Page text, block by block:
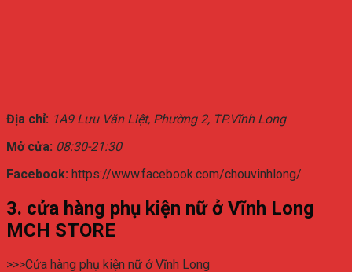
Địa chỉ: 1A9 Lưu Văn Liệt, Phường 2, TP.Vĩnh Long
Mở cửa: 08:30-21:30
Facebook: https://www.facebook.com/chouvinhlong/
3. cửa hàng phụ kiện nữ ở Vĩnh Long
MCH STORE
>>>Cửa hàng phụ kiện nữ ở Vĩnh Long